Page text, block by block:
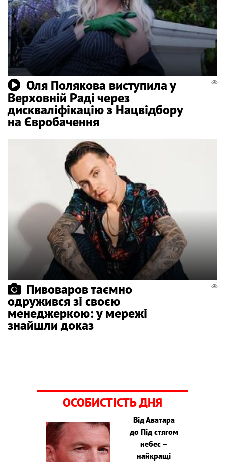
Оля Полякова виступила у
Верховній Раді через
дискваліфікацію з Нацвідбору
на Євробачення
Пивоваров таємно
одружився зі своєю
менеджеркою: у мережі
знайшли доказ
ОСОБИСТІСТЬ ДНЯ
Від Аватара
до Під стягом
небес –
найкращі